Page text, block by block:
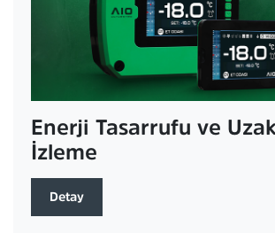
Enerji Tasarrufu ve
İzleme
Detay